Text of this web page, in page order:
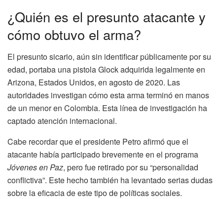
¿Quién es el presunto atacante y
cómo obtuvo el arma?
El presunto sicario, aún sin identificar públicamente por su
edad, portaba una pistola Glock adquirida legalmente en
Arizona, Estados Unidos, en agosto de 2020. Las
autoridades investigan cómo esta arma terminó en manos
de un menor en Colombia. Esta línea de investigación ha
captado atención internacional.
Cabe recordar que el presidente Petro afirmó que el
atacante había participado brevemente en el programa
Jóvenes en Paz, pero fue retirado por su “personalidad
conflictiva”. Este hecho también ha levantado serias dudas
sobre la eficacia de este tipo de políticas sociales.